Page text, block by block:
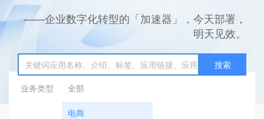
——企业数字化转型的「加速器」，今天部署，
明天见效。
搜索
业务类型
全部
电商